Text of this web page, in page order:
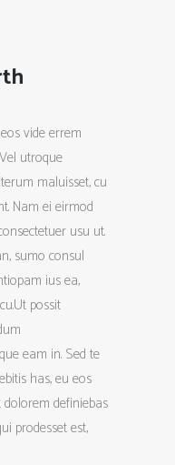
vide errem
utroque
maluisset, cu
Nam ei eirmod
usu ut.
sumo consul
ius ea,
possit
eam in. Sed te
has, eu eos
definiebas
prodesset est,